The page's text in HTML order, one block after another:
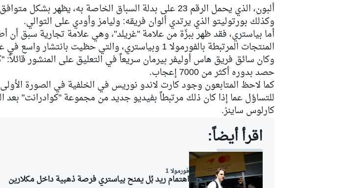
سباقات التحمّل
ألبون، الذي يحمل الرقم 23 على بدلة السباق الخاصة به، يظهر
وكذلك بورتوليتو الذي يرتدي ألوان فريقه: وليامز وأودي على التوالي.
أما بياستري، فقد ظهر ببزّة من علامة "غريلد"، وهي علامة تجارية سبق أن
المنتجات المرتبطة بالفورمولا 1 وبياستري، والتي حظيت بانتشار واسع في عام 2025.
وكان سائق فريق هاسأوليفر بيرمانسريعاً في التعليق على المنشور قائلاً:
حصد بدوره أكثر من 7000 إعجاب.
كما لاحظ المتابعون وجود كارت لاندو نوريسفي الخلفية في الصورة
للتساؤل عما إذا كان ذلك مرتبطاً بفيديو جديد من مجموعة "كوادرانت" بعد
كارلوس ساينز.
اقرأ أيضاً:
فورمولا 1
اهتمام ريد بُل يمنح بياستري فرصة ذهبية داخل مكلارين